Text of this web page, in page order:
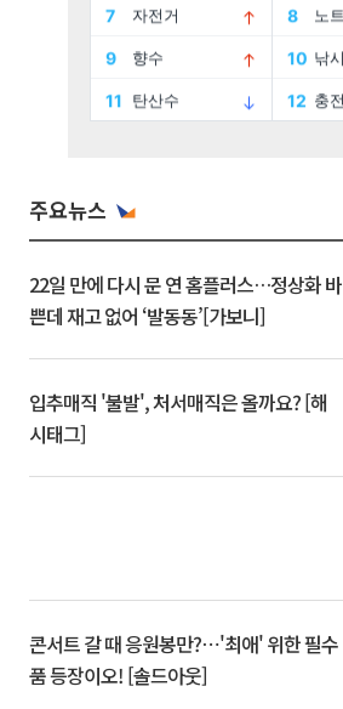
주요뉴스
22일 만에 다시 문 연 홈플러스…정상화 바
쁜데 재고 없어 ‘발동동’[가보니]
입추매직 '불발', 처서매직은 올까요? [해
시태그]
콘서트 갈 때 응원봉만?⋯'최애' 위한 필수
품 등장이오! [솔드아웃]